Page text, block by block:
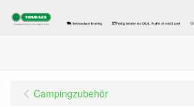
Campingzubehör